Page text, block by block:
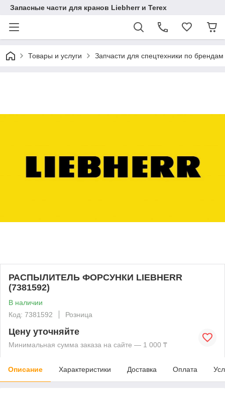
Запасные части для кранов Liebherr и Terex
Товары и услуги Запчасти для спецтехники по брендам
РАСПЫЛИТЕЛЬ ФОРСУНКИ LIEBHERR
(7381592)
В наличии
Код: 7381592
Розница
Цену уточняйте
Минимальная сумма заказа на сайте — 1 000 ₸
Описание Характеристики Доставка Оплата